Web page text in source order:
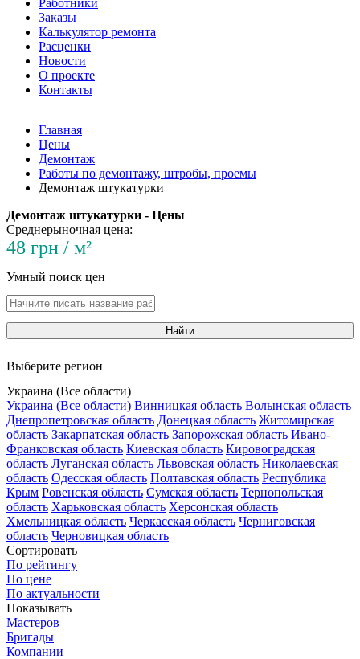
Работники
Заказы
Калькулятор ремонта
Расценки
Новости
О проекте
Контакты
Главная
Цены
Демонтаж
Работы по демонтажу, штробы, проемы
Демонтаж штукатурки
Демонтаж штукатурки - Цены
Среднерыночная цена:
48 грн / м²
Умный поиск цен
Найти
Выберите регион
Украина (Все области)
Украина (Все области) Винницкая область Волынская область
Днепропетровская область Донецкая область Житомирская
область Закарпатская область Запорожская область Ивано-
Франковская область Киевская область Кировоградская
область Луганская область Львовская область Николаевская
область Одесская область Полтавская область Республика
Крым Ровенская область Сумская область Тернопольская
область Харьковская область Херсонская область
Хмельницкая область Черкасская область Черниговская
область Черновицкая область
Сортировать
По рейтингу
По цене
По актуальности
Показывать
Мастеров
Бригады
Компании